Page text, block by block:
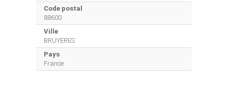
Code postal
88600
Ville
BRUYERES
Pays
France